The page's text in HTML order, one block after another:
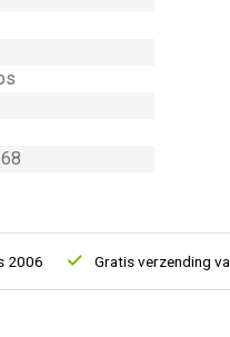
Gratis verzending